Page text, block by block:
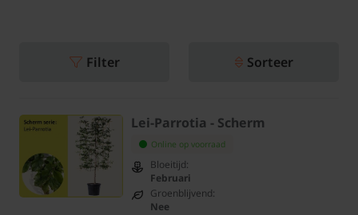
Filter Sorteer
Lei-Parrotia - Scherm
Online op voorraad
Bloeitijd:
Februari
Groenblijvend:
Nee